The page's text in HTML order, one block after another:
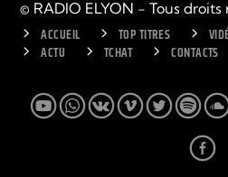
© RADIO ELYON - Tous droits
ACCUEIL TOP TITRES
ACTU
TCHAT CONTACTS